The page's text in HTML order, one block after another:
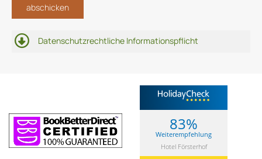
Datenschutzrechtliche Informationspflicht
83%
Weiterempfehlung
Hotel Försterhof